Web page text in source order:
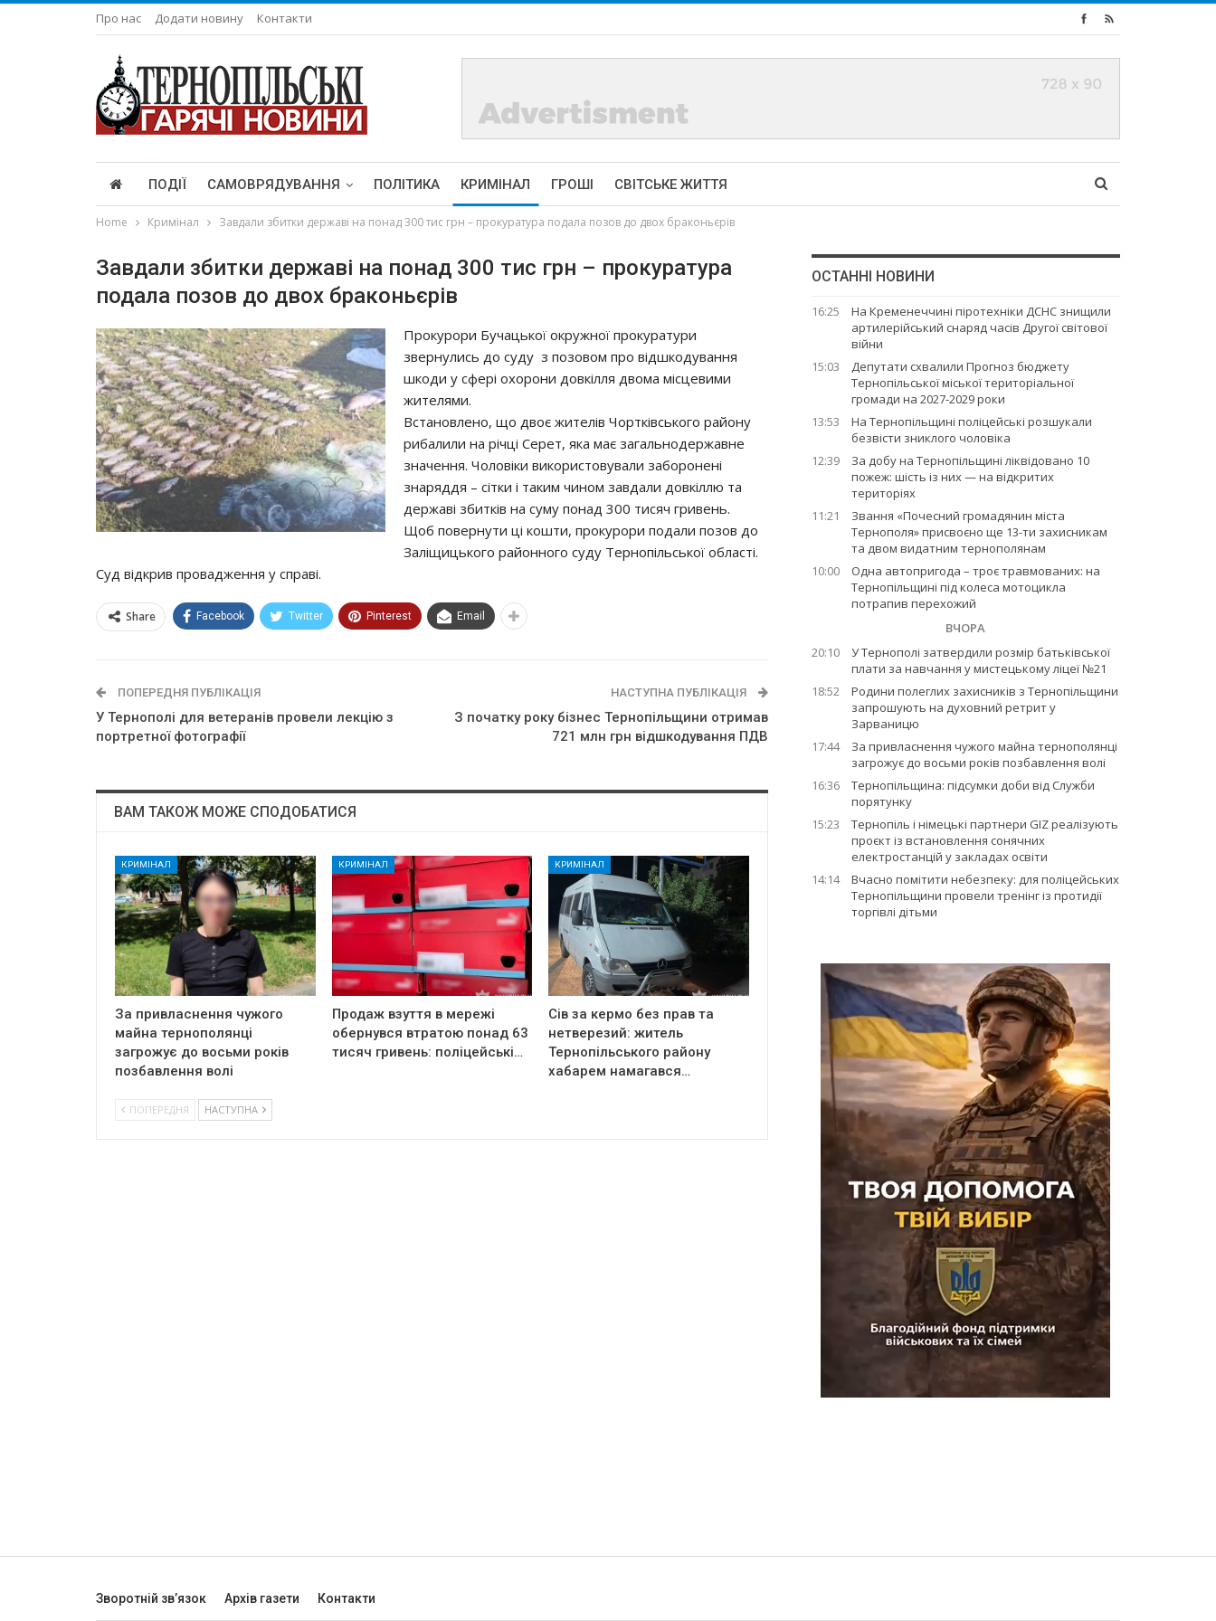
Про нас Додати новину Контакти
ПОДІЇ САМОВРЯДУВАННЯ ПОЛІТИКА КРИМІНАЛ ГРОШІ СВІТСЬКЕ ЖИТТЯ
Home Кримінал Завдали збитки державі на понад 300 тис грн – прокуратура подала позов до двох браконьєрів
Завдали збитки державі на понад 300 тис грн – прокуратура
подала позов до двох браконьєрів
Прокурори Бучацької окружної прокуратури
звернулись до суду з позовом про відшкодування
шкоди у сфері охорони довкілля двома місцевими
жителями.
Встановлено, що двоє жителів Чортківського району
рибалили на річці Серет, яка має загальнодержавне
значення. Чоловіки використовували заборонені
знаряддя – сітки і таким чином завдали довкіллю та
державі збитків на суму понад 300 тисяч гривень.
Щоб повернути ці кошти, прокурори подали позов до
Заліщицького районного суду Тернопільської області.
Суд відкрив провадження у справі.
Share Facebook Twitter Pinterest Email
ПОПЕРЕДНЯ ПУБЛІКАЦІЯ
У Тернополі для ветеранів провели лекцію з
портретної фотографії
НАСТУПНА ПУБЛІКАЦІЯ
З початку року бізнес Тернопільщини отримав
721 млн грн відшкодування ПДВ
ВАМ ТАКОЖ МОЖЕ СПОДОБАТИСЯ
КРИМІНАЛ
За привласнення чужого
майна тернополянці
загрожує до восьми років
позбавлення волі
КРИМІНАЛ
Продаж взуття в мережі
обернувся втратою понад 63
тисяч гривень: поліцейські…
КРИМІНАЛ
Сів за кермо без прав та
нетверезий: житель
Тернопільського району
хабарем намагався…
ПОПЕРЕДНЯ НАСТУПНА
ОСТАННІ НОВИНИ
16:25
На Кременеччині піротехніки ДСНС знищили
артилерійський снаряд часів Другої світової
війни
15:03
Депутати схвалили Прогноз бюджету
Тернопільської міської територіальної
громади на 2027-2029 роки
13:53
На Тернопільщині поліцейські розшукали
безвісти зниклого чоловіка
12:39
За добу на Тернопільщині ліквідовано 10
пожеж: шість із них — на відкритих
територіях
11:21
Звання «Почесний громадянин міста
Тернополя» присвоєно ще 13-ти захисникам
та двом видатним тернополянам
10:00
Одна автопригода – троє травмованих: на
Тернопільщині під колеса мотоцикла
потрапив перехожий
ВЧОРА
20:10
У Тернополі затвердили розмір батьківської
плати за навчання у мистецькому ліцеї №21
18:52
Родини полеглих захисників з Тернопільщини
запрошують на духовний ретрит у
Зарваницю
17:44
За привласнення чужого майна тернополянці
загрожує до восьми років позбавлення волі
16:36
Тернопільщина: підсумки доби від Служби
порятунку
15:23
Тернопіль і німецькі партнери GIZ реалізують
проєкт із встановлення сонячних
електростанцій у закладах освіти
14:14
Вчасно помітити небезпеку: для поліцейських
Тернопільщини провели тренінг із протидії
торгівлі дітьми
Зворотній зв’язок Архів газети Контакти